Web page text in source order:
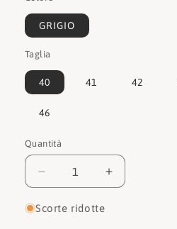
GRIGIO
Taglia
40 41 42
46
Quantità
Quantità
Diminuisci
quantità
per
Aumenta
quantità
Scorte ridotte